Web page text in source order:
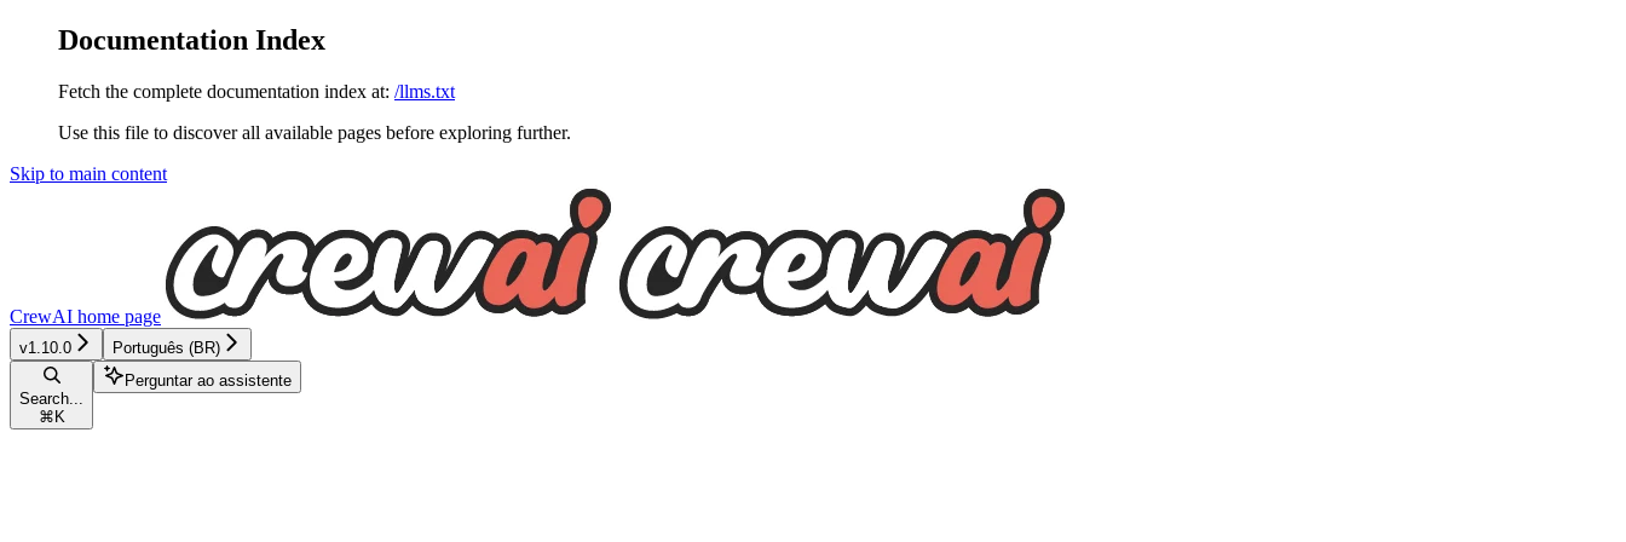
Documentation Index
Fetch the complete documentation index at: /llms.txt
Use this file to discover all available pages before exploring further.
Skip to main content
CrewAI home page
v1.10.0 Português (BR)
Search...
⌘ K
Perguntar ao assistente